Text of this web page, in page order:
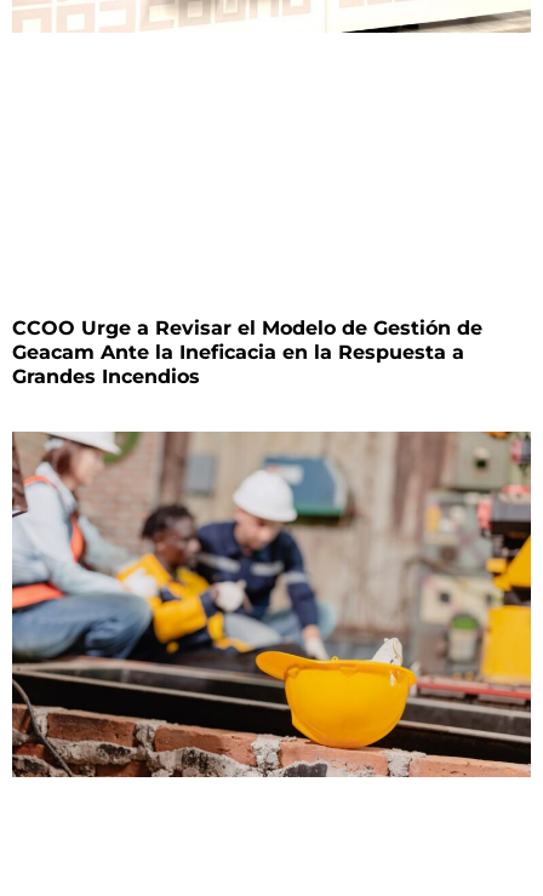
CCOO Urge a Revisar el Modelo de Gestión de
Geacam Ante la Ineficacia en la Respuesta a
Grandes Incendios